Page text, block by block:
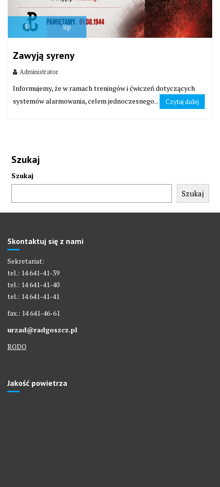
31 lip
Zawyją syreny
Administrator
Informujemy, że w ramach treningów i ćwiczeń dotyczących
systemów alarmowania, celem jednoczesnego...
Czytaj dalej
Szukaj
Szukaj
Szukaj
Skontaktuj się z nami
Sekretariat:
tel.: 14 641-41-39
tel.: 14 641-41-40
tel.: 14 641-41-41
fax.: 14 641-46-61
urzad@radgoszcz.pl
RODO
Jakość powietrza